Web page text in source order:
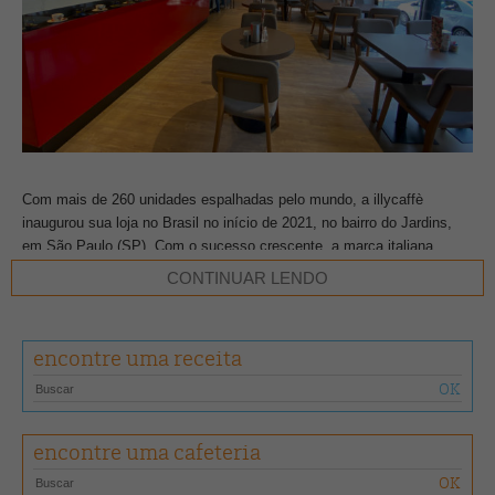
Com mais de 260 unidades espalhadas pelo mundo, a illycaffè
inaugurou sua loja no Brasil no início de 2021, no bairro do Jardins,
em São Paulo (SP). Com o sucesso crescente, a marca italiana
decidiu fechar o local em abril de 2022 para uma obra de ampliação,
que foi finalizada neste mês de julho. Agora, além de cafeteria, o
Latina, que oferece o mesmo cardápio das lojas internacionais.
Agora, a unidade oferece 17 mesas em um ambiente que traz o
design característico das demais lojas illy, como o grande balcão
vermelho. Posicionado no centro da loja, o chandelier é composto por
aproximadamente 100 xícaras e foi criado pela primeira vez no
décimo aniversário da illy Art Collection. Outro ponto visual da
CONTINUAR LENDO
encontre uma receita
encontre uma cafeteria